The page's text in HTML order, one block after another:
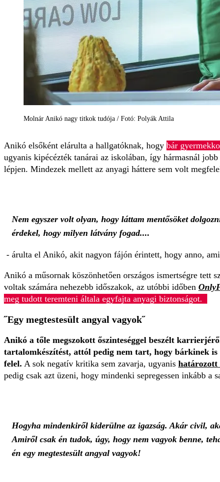
Molnár Anikó nagy titkok tudója / Fotó: Polyák Attila
Anikó elsőként elárulta a hallgatóknak, hogy bár
ugyanis kipécézték tanárai az iskolában, így hármasnál
lépjen. Mindezek mellett az anyagi háttere sem volt
Nem egyszer volt olyan, hogy láttam mentősöket
érdekel, hogy milyen látvány fogad....
- árulta el Anikó, akit nagyon fájón érintett, hogy anno,
Anikó a műsornak köszönhetően országos ismertségre
voltak számára nehezebb időszakok, az utóbbi időben
meg tudott teremteni általa egyfajta anyagi biztonságot.
˝Egy megtestesült angyal vagyok˝
Anikó a tőle megszokott őszinteséggel beszélt
tartalomkészítést, attól pedig nem tart, hogy bárkinek is
felel. A sok negatív kritika sem zavarja, ugyanis határozott
pedig csak azt üzeni, hogy mindenki sepregessen inkább a
Hogyha mindenkiről kiderülne az igazság. Akár civil,
Amiről csak én tudok, úgy, hogy nem vagyok benne,
én egy megtestesült angyal vagyok!